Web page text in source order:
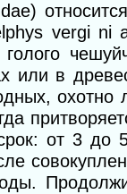
vergi
в
от 3 до